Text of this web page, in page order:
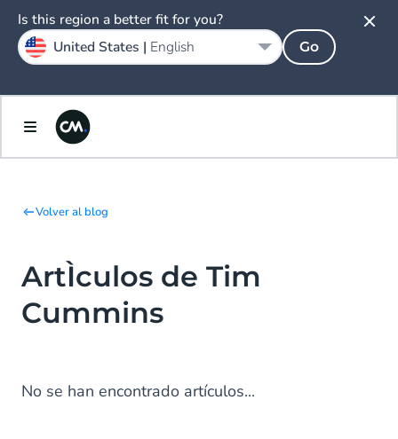
Volver al blog
ArtÌculos de Tim
Cummins
No se han encontrado artículos...
Is this region a better fit for you?
United States | English Go